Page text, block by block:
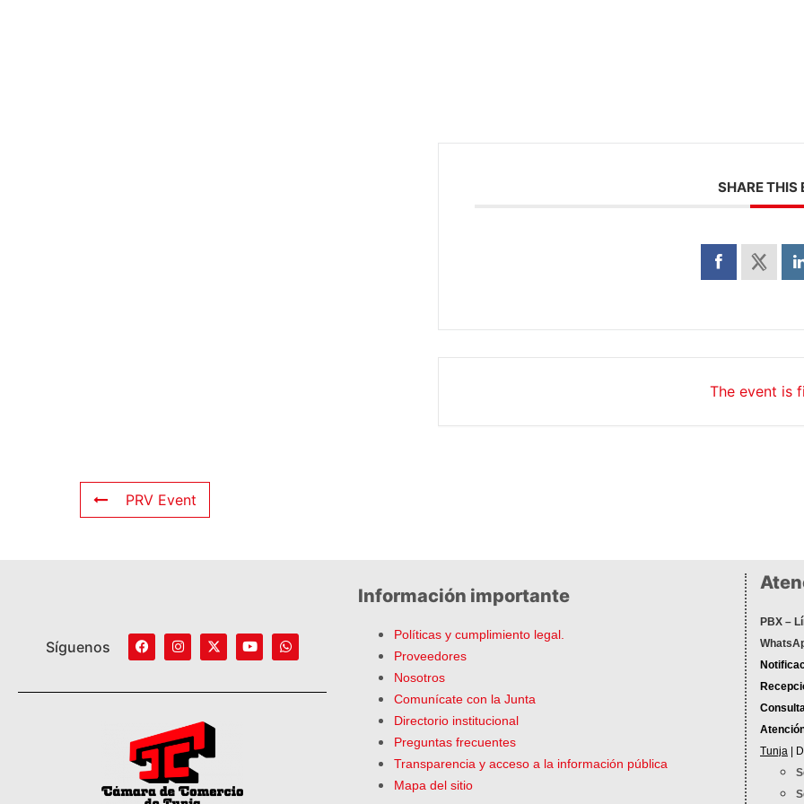
SHARE THIS
The event is
PRV Event
Síguenos
Información importante
Políticas y cumplimiento legal.
Proveedores
Nosotros
Comunícate con la Junta
Directorio institucional
Preguntas frecuentes
Transparencia y acceso a la información pública
Mapa del sitio
PBX –
Tunja |